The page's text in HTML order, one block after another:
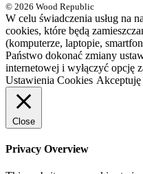
© 2026 Wood Republic
W celu świadczenia usług na
cookies, które będą
(komputerze, laptopie,
Państwo dokonać zmiany
internetowej i wyłączyć opcję
Ustawienia Cookies
Close
Privacy Overview